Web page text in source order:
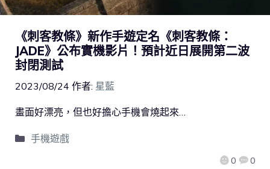
《刺客教條》新作手遊定名《刺客教條：
JADE》公布實機影片！預計近日展開第二波
封閉測試
2023/08/24 作者: 星藍
0 0
畫面好漂亮，但也好擔心手機會燒起來…
手機遊戲